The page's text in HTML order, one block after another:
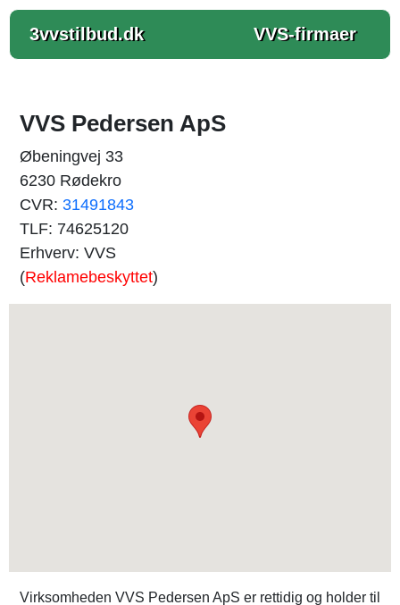
3vvstilbud.dk VVS-firmaer
VVS Pedersen ApS
Øbeningvej 33
6230 Rødekro
CVR: 31491843
TLF: 74625120
Erhverv: VVS
(Reklamebeskyttet)
Virksomheden VVS Pedersen ApS er rettidig og holder til